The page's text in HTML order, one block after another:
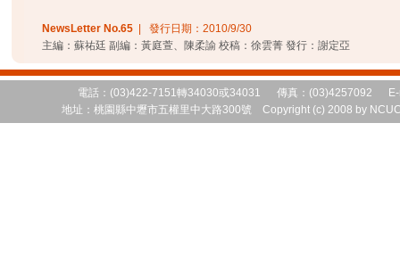
NewsLetter No.65 | 發行日期： 2010/9/30
主編：蘇祐廷 副編：黃庭萱、陳柔諭 校稿：徐雲菁 發行：謝定亞
電話：(03)422-7151轉34030或34031 傳真：(03)4257092 E-
地址：桃園縣中壢市五權里中大路300號 Copyright (c) 2008 by